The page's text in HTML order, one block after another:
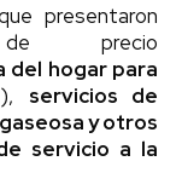
presentaron
de precio
del hogar para
servicios de
gaseosa y otros
servicio a la